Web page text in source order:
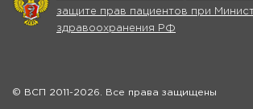
защите прав пациентов при
здравоохранения РФ
© ВСП 2011-2026. Все права защищены